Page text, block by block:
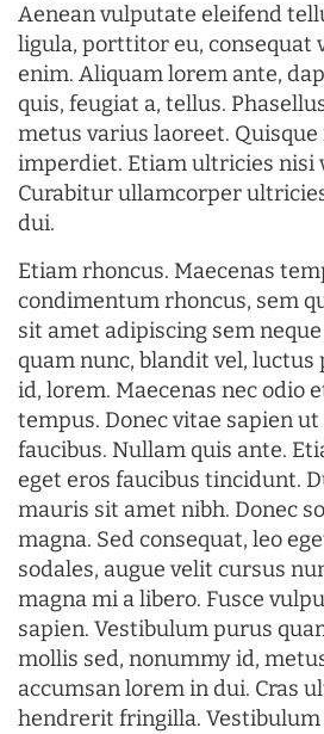
Aenean vulputate eleifend
ligula, porttitor eu, consequat
enim. Aliquam lorem ante,
quis, feugiat a, tellus.
metus varius laoreet.
imperdiet. Etiam ultricies nisi
Curabitur ullamcorper
dui.
Etiam rhoncus. Maecenas
condimentum rhoncus, sem
sit amet adipiscing sem
quam nunc, blandit vel,
id, lorem. Maecenas nec odio
tempus. Donec vitae sapien
faucibus. Nullam quis ante.
eget eros faucibus tincidunt.
mauris sit amet nibh. Donec
magna. Sed consequat, leo
sodales, augue velit cursus
magna mi a libero. Fusce
sapien. Vestibulum purus
mollis sed, nonummy id,
accumsan lorem in dui. Cras
hendrerit fringilla.